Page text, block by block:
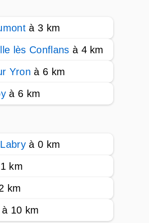
à 3 km
lès Conflans à 4 km
Yron à 6 km
à 6 km
à 0 km
km
km
à 10 km